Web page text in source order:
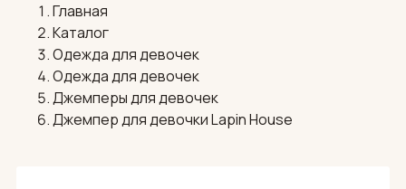
Главная
Каталог
Одежда для девочек
Одежда для девочек
Джемперы для девочек
Джемпер для девочки Lapin House